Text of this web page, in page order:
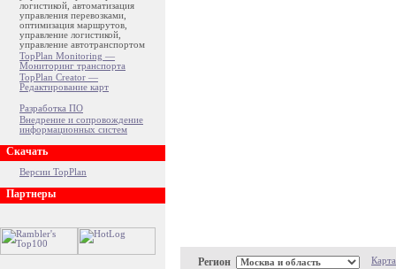
логистикой, автоматизация
управления перевозками,
оптимизация маршрутов,
управление логистикой,
управление автотранспортом
TopPlan Monitoring —
Мониторинг транспорта
TopPlan Creator —
Редактирование карт
Разработка ПО
Внедрение и сопровождение
информационных систем
Скачать
Версии TopPlan
Партнеры
Регион Карта